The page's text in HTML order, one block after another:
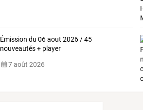
Émission du 06 aout 2026 / 45
nouveautés + player
7 août 2026